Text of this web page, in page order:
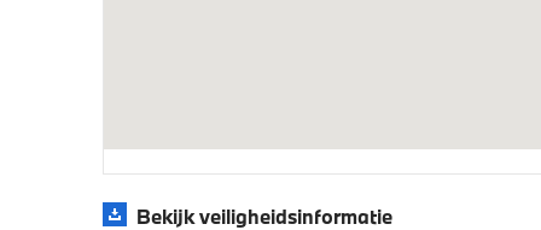
M Sportonderstel
Bekijk veiligheidsinformatie